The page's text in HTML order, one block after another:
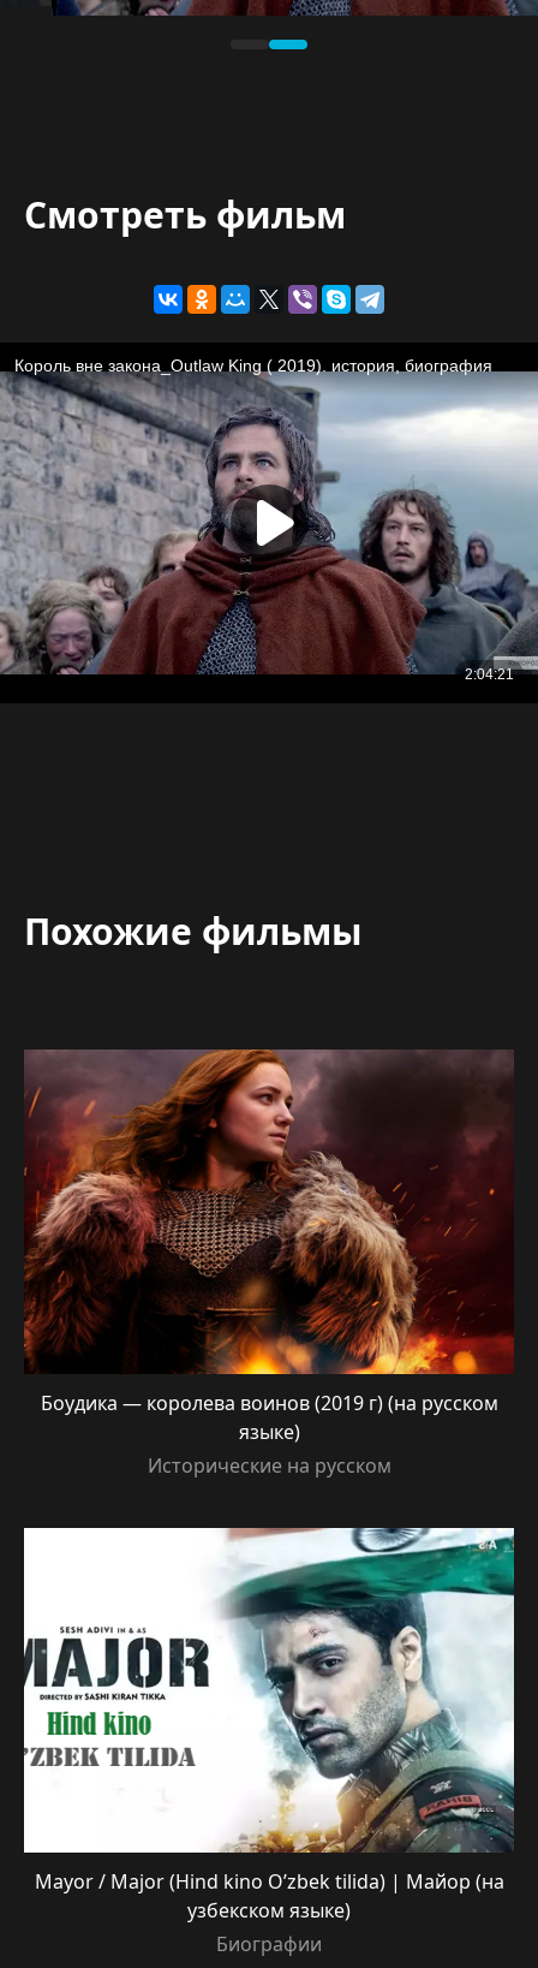
Смотреть фильм
Похожие фильмы
Боудика — королева воинов (2019 г) (на русском
языке)
Исторические на русском
Mayor / Major (Hind kino O’zbek tilida) | Майор (на
узбекском языке)
Биографии